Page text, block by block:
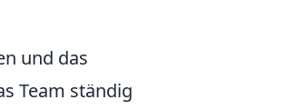
und das
Team ständig